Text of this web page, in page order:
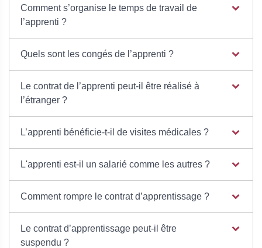
Comment s’organise le temps de travail de
l’apprenti ?
Quels sont les congés de l’apprenti ?
Le contrat de l’apprenti peut-il être réalisé à
l’étranger ?
L’apprenti bénéficie-t-il de visites médicales ?
L'apprenti est-il un salarié comme les autres ?
Comment rompre le contrat d’apprentissage ?
Le contrat d’apprentissage peut-il être
suspendu ?